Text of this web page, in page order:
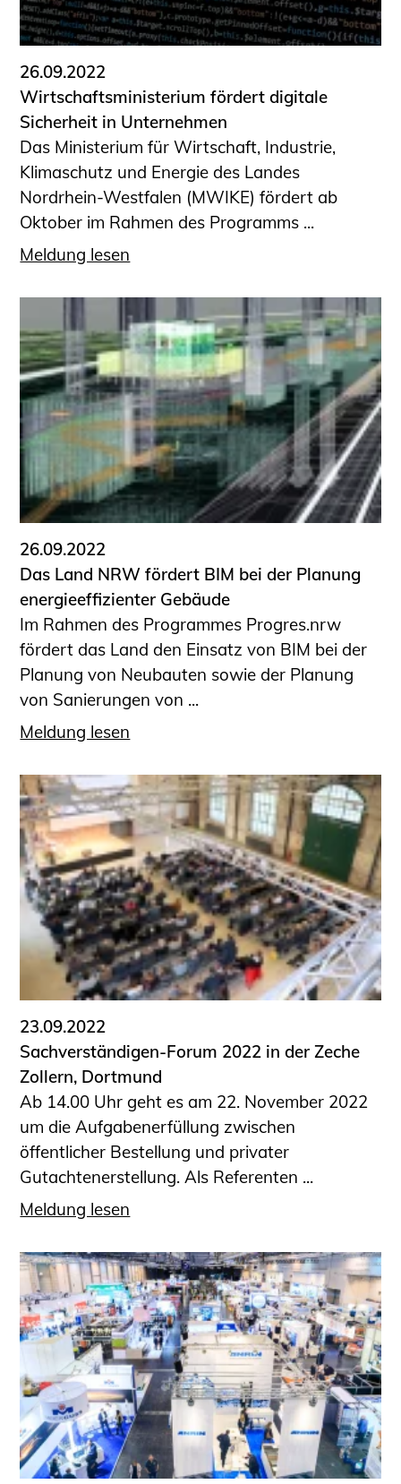
Informationen für Fortbildungsträger
Anträge, Anzeigen, Formulare
Fortbildung/Seminare
Informationen für Ingenieurinnen
und Ingenieure
Recht
Planungswettbewerbe
Publikationen
Stellenbörse
Staatlich anerkannte Sachverständige
Sachverständige
Prüfsachverständige
Qualifizierte Tragwerksplaner/-innen
Bauvorlageberechtigte
Sachkundige für Zustands- und
Funktionsprüfung privater
Abwasserleitungen
Vereinbarungen mit
Ingenieurkammern
Büronachfolge
Zusatzqualifikationen
Geschützter Bereich
Informationen für Auftraggeber und
Verbraucher
Ingenieursuche (Mitglieder der IK-Bau
NRW)
Fachlisten
Informationen für Schülerinnen,
Schüler und Studierende
Projekte für Schülerinnen und Schüler
START.ING. Das Studierenden Praxis-
Programm
Wissenswertes für Studierende
Wettbewerbe für Studierende
BLING.BLING.
Kammer Newsletter
Presse
Kontakt und Anfahrt
Impressum
Datenschutz
Ingenieurakademie West
26.09.2022
Wirtschaftsministerium fördert digitale
Sicherheit in Unternehmen
Das Ministerium für Wirtschaft, Industrie,
Klimaschutz und Energie des Landes
Nordrhein-Westfalen (MWIKE) fördert ab
Oktober im Rahmen des Programms ...
Meldung lesen
26.09.2022
Das Land NRW fördert BIM bei der Planung
energieeffizienter Gebäude
Im Rahmen des Programmes Progres.nrw
fördert das Land den Einsatz von BIM bei der
Planung von Neubauten sowie der Planung
von Sanierungen von ...
Meldung lesen
23.09.2022
Sachverständigen-Forum 2022 in der Zeche
Zollern, Dortmund
Ab 14.00 Uhr geht es am 22. November 2022
um die Aufgabenerfüllung zwischen
öffentlicher Bestellung und privater
Gutachtenerstellung. Als Referenten ...
Meldung lesen